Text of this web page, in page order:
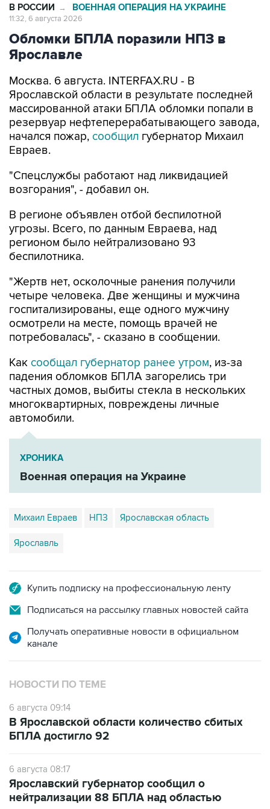
В РОССИИ → ВОЕННАЯ ОПЕРАЦИЯ НА УКРАИНЕ
11:32, 6 августа 2026
Обломки БПЛА поразили НПЗ в
Ярославле
Москва. 6 августа. INTERFAX.RU - В
Ярославской области в результате последней
массированной атаки БПЛА обломки попали в
резервуар нефтеперерабатывающего завода,
начался пожар, сообщил губернатор Михаил
Евраев.
"Спецслужбы работают над ликвидацией
возгорания", - добавил он.
В регионе объявлен отбой беспилотной
угрозы. Всего, по данным Евраева, над
регионом было нейтрализовано 93
беспилотника.
"Жертв нет, осколочные ранения получили
четыре человека. Две женщины и мужчина
госпитализированы, еще одного мужчину
осмотрели на месте, помощь врачей не
потребовалась", - сказано в сообщении.
Как сообщал губернатор ранее утром, из-за
падения обломков БПЛА загорелись три
частных домов, выбиты стекла в нескольких
многоквартирных, повреждены личные
автомобили.
ХРОНИКА
Военная операция на Украине
Михаил Евраев НПЗ Ярославская область
Ярославль
Купить подписку на профессиональную ленту
Подписаться на рассылку главных новостей сайта
Получать оперативные новости в официальном
канале
НОВОСТИ ПО ТЕМЕ
6 августа 09:14
В Ярославской области количество сбитых
БПЛА достигло 92
6 августа 08:17
Ярославский губернатор сообщил о
нейтрализации 88 БПЛА над областью